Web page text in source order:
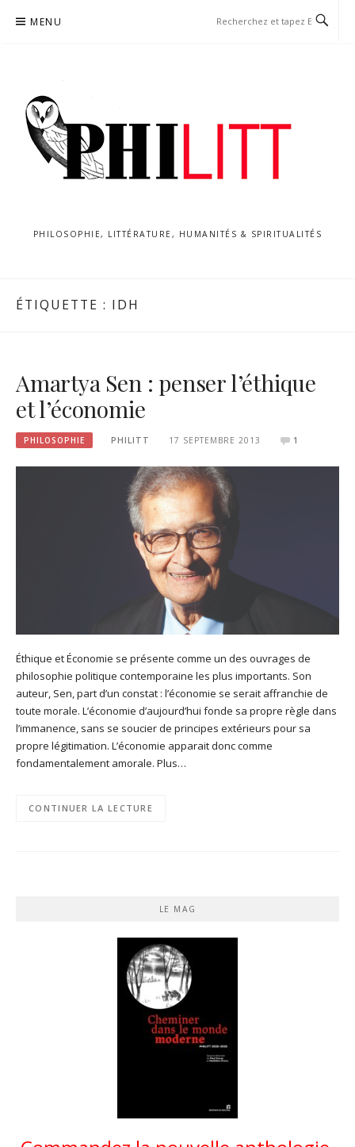
MENU
PHILOSOPHIE, LITTÉRATURE, HUMANITÉS & SPIRITUALITÉS
ÉTIQUETTE : IDH
Amartya Sen : penser l’éthique
et l’économie
PHILOSOPHIE PHILITT 17 SEPTEMBRE 2013 1
Éthique et Économie se présente comme un des ouvrages de
philosophie politique contemporaine les plus importants. Son
auteur, Sen, part d’un constat : l’économie se serait affranchie de
toute morale. L’économie d’aujourd’hui fonde sa propre règle dans
l’immanence, sans se soucier de principes extérieurs pour sa
propre légitimation. L’économie apparait donc comme
fondamentalement amorale. Plus…
CONTINUER LA LECTURE
LE MAG